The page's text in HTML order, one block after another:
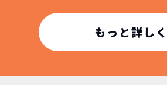
もっと詳しく